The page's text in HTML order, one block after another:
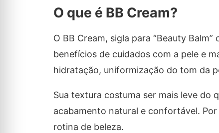
O que é BB Cream?
O BB Cream, sigla para “Beauty
benefícios de cuidados com a pele e
hidratação, uniformização do tom da
Sua textura costuma ser mais leve do
acabamento natural e confortável.
rotina de beleza.